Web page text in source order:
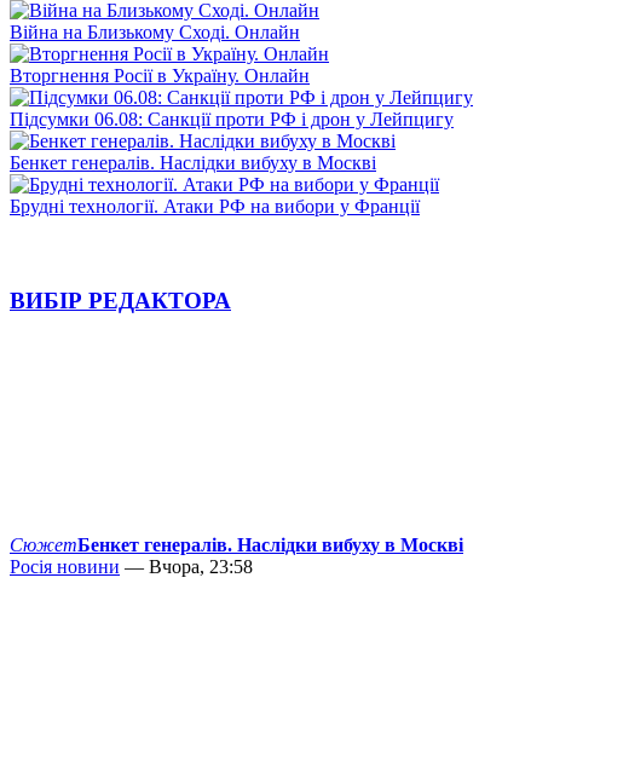
Війна на Близькому Сході. Онлайн
Вторгнення Росії в Україну. Онлайн
Підсумки 06.08: Санкції проти РФ і дрон у Лейпцигу
Бенкет генералів. Наслідки вибуху в Москві
Брудні технології. Атаки РФ на вибори у Франції
ВИБІР РЕДАКТОРА
СюжетБенкет генералів. Наслідки вибуху в Москві
Росія новини — Вчора, 23:58